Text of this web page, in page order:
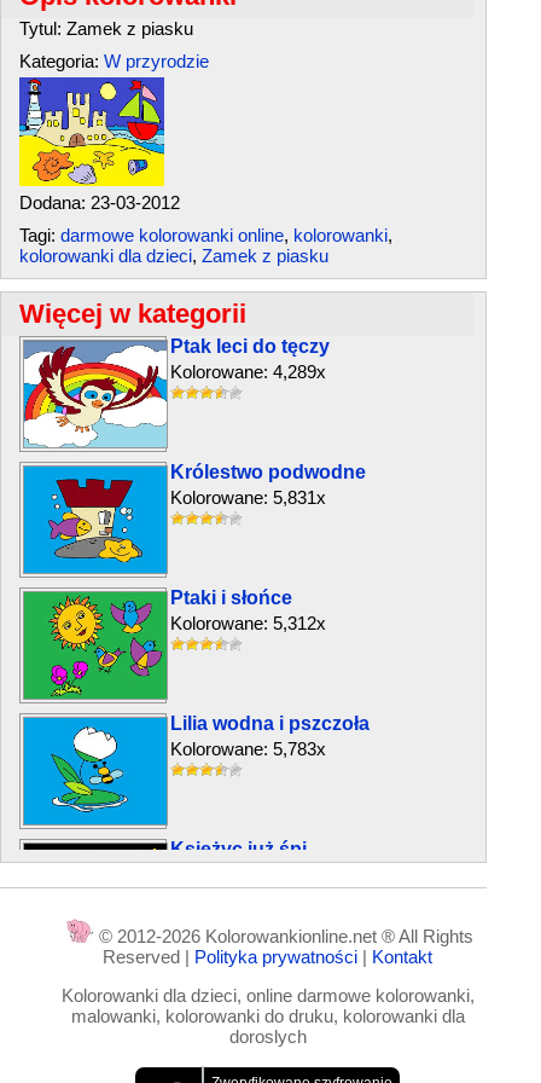
Tytul: Zamek z piasku
Kategoria: W przyrodzie
Dodana: 23-03-2012
Tagi: darmowe kolorowanki online, kolorowanki,
kolorowanki dla dzieci, Zamek z piasku
Więcej w kategorii
Ptak leci do tęczy
Kolorowane: 4,289x
Królestwo podwodne
Kolorowane: 5,831x
Ptaki i słońce
Kolorowane: 5,312x
Lilia wodna i pszczoła
Kolorowane: 5,783x
Księżyc już śpi
Kolorowane: 36,455x
© 2012-2026 Kolorowankionline.net ® All Rights
Reserved | Polityka prywatności | Kontakt
Kolorowanki dla dzieci, online darmowe kolorowanki,
malowanki, kolorowanki do druku, kolorowanki dla
doroslych